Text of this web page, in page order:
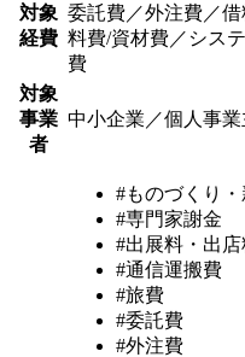
対象
経費
委託費／外注費／
料費/資材費／シス
費
対象
事業
者
中小企業／個人事
#ものづくり
#専門家謝金
#出展料・出店
#通信運搬費
#旅費
#委託費
#外注費